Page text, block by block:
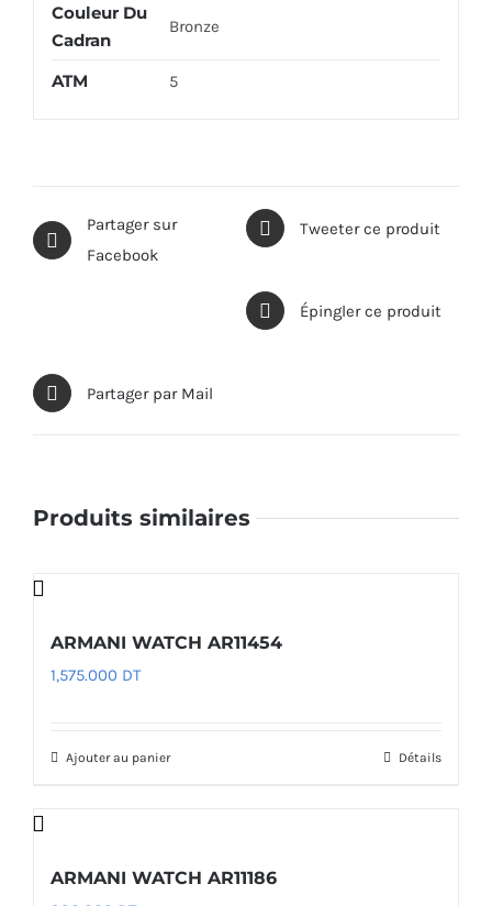
Couleur Du
Cadran
Bronze
ATM 5
Partager sur
Facebook
Tweeter ce produit
Épingler ce produit
Partager par Mail
Produits similaires
ARMANI WATCH AR11454
1,575.000 DT
Ajouter au panier Détails
ARMANI WATCH AR11186